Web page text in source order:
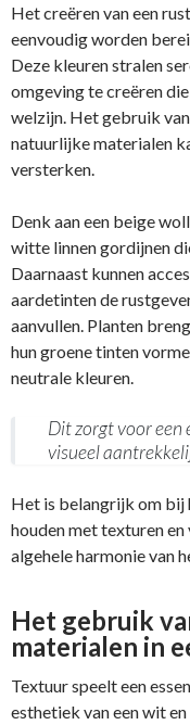
Het creëren van een
eenvoudig worden
Deze kleuren stralen
omgeving te creëren
welzijn. Het gebruik
natuurlijke materialen
versterken.
Denk aan een beige
witte linnen gordijnen
Daarnaast kunnen
aardetinten de
aanvullen. Planten
hun groene tinten
neutrale kleuren.
Dit zorgt voor
visueel
Het is belangrijk om bij
houden met texturen
algehele harmonie van
Het gebruik
materialen in
Textuur speelt een
esthetiek van een wit